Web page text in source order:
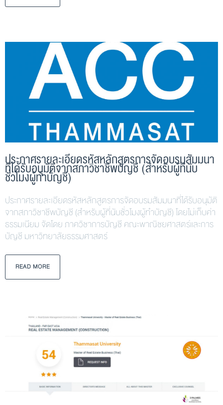
ประกาศรายละเอียดรหัสหลักสูตรการจัดอบรมสัมมนา
ที่ได้รับอนุมัติจากสภาวิชาชีพบัญชี (สำหรับผู้ที่นับ
ชั่วโมงผู้ทำบัญชี)
ประกาศรายละเอียดรหัสหลักสูตรการจัดอบรมสัมมนาที่ได้รับอนุมัติ
จากสภาวิชาชีพบัญชี (สำหรับผู้ที่นับชั่วโมงผู้ทำบัญชี) โดยไม่เก็บค่า
ธรรมเนียม จัดโดย ภาควิชาการบัญชี คณะพาณิชยศาสตร์และการ
บัญชี มหาวิทยาลัยธรรมศาสตร์
READ MORE